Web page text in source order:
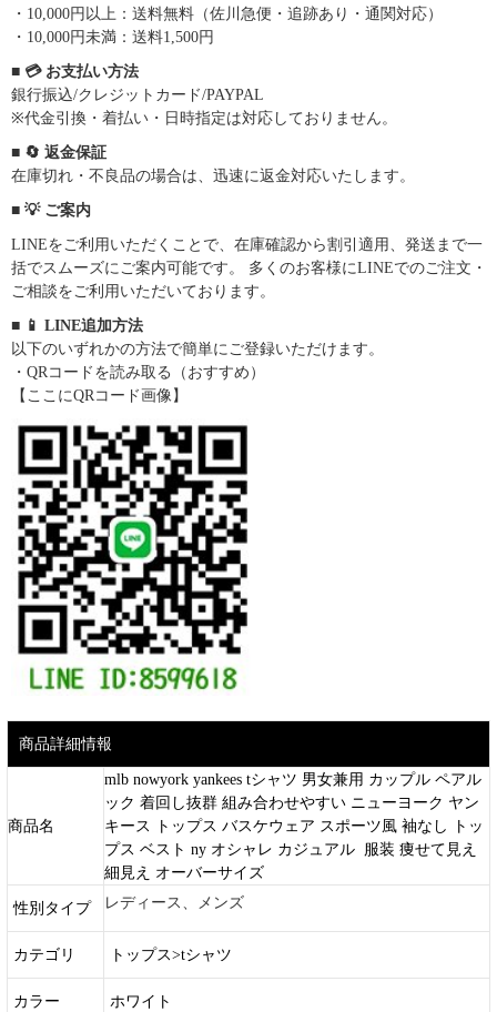
・10,000円以上：送料無料（佐川急便・追跡あり・通関対応）
・10,000円未満：送料1,500円
■ 💳 お支払い方法
銀行振込/クレジットカード/PAYPAL
※代金引換・着払い・日時指定は対応しておりません。
■ 🔄 返金保証
在庫切れ・不良品の場合は、迅速に返金対応いたします。
■ 💡 ご案内
LINEをご利用いただくことで、在庫確認から割引適用、発送まで一
括でスムーズにご案内可能です。 多くのお客様にLINEでのご注文・
ご相談をご利用いただいております。
■ 📱 LINE追加方法
以下のいずれかの方法で簡単にご登録いただけます。
・QRコードを読み取る（おすすめ）
【ここにQRコード画像】
商品詳細情報
商品名
mlb nowyork yankees tシャツ 男女兼用 カップル ペアル
ック 着回し抜群 組み合わせやすい ニューヨーク ヤン
キース トップス バスケウェア スポーツ風 袖なし トッ
プス ベスト ny オシャレ カジュアル 服装 痩せて見え
細見え オーバーサイズ
性別タイプ レディース、メンズ
カテゴリ トップス>tシャツ
カラー ホワイト